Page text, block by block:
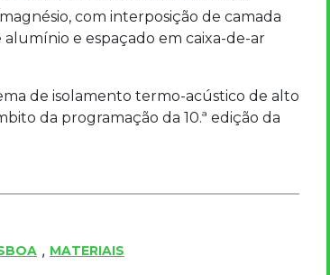
com interposição de camada
e espaçado em caixa-de-ar
de isolamento termo-acústico de alto
da programação da 10.ª edição da
, MATERIAIS